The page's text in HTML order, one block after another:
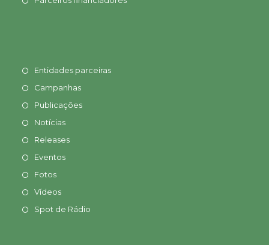
Entidades parceiras
Campanhas
Publicações
Notícias
Releases
Eventos
Fotos
Vídeos
Spot de Rádio